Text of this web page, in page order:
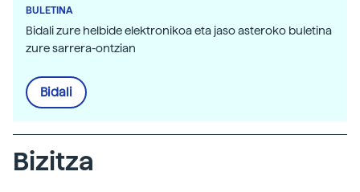
BULETINA
Bidali zure helbide elektronikoa eta jaso asteroko buletina
zure sarrera-ontzian
Bidali
Bizitza